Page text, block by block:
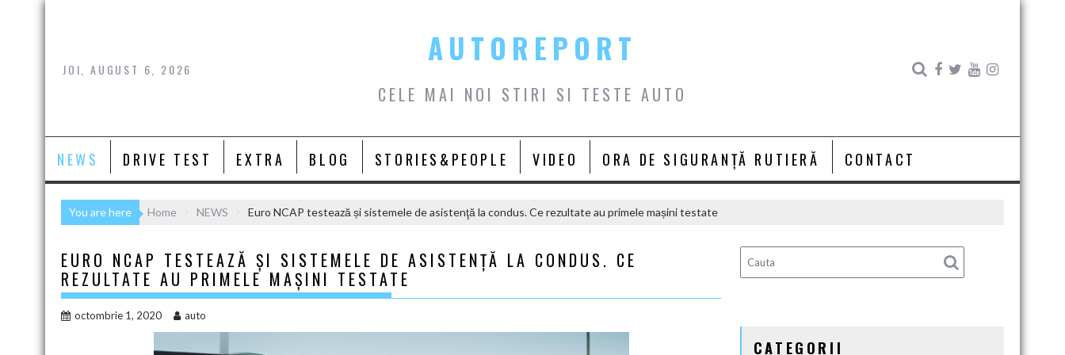
Skip
JOI, AUGUST 6, 2026
AUTOREPORT
CELE MAI NOI STIRI SI TESTE AUTO
NEWS DRIVE TEST EXTRA BLOG STORIES&PEOPLE VIDEO ORA DE SIGURANȚĂ RUTIERĂ CONTACT
You are here Home NEWS Euro NCAP testează și sistemele de asistenţă la condus. Ce rezultate au primele mașini testate
EURO NCAP TESTEAZĂ ȘI SISTEMELE DE ASISTENŢĂ LA CONDUS. CE
REZULTATE AU PRIMELE MAȘINI TESTATE
octombrie 1, 2020 auto
CATEGORII